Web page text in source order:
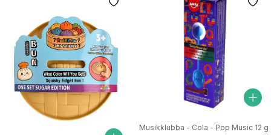
Musikklubba - Cola - Pop Music 12 g